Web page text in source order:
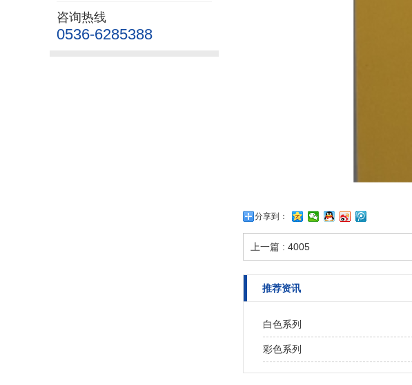
咨询热线
0536-6285388
分享到：
上一篇 : 4005
推荐资讯
白色系列
彩色系列